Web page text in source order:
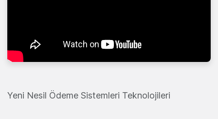
Yeni Nesil Ödeme Sistemleri Teknolojileri